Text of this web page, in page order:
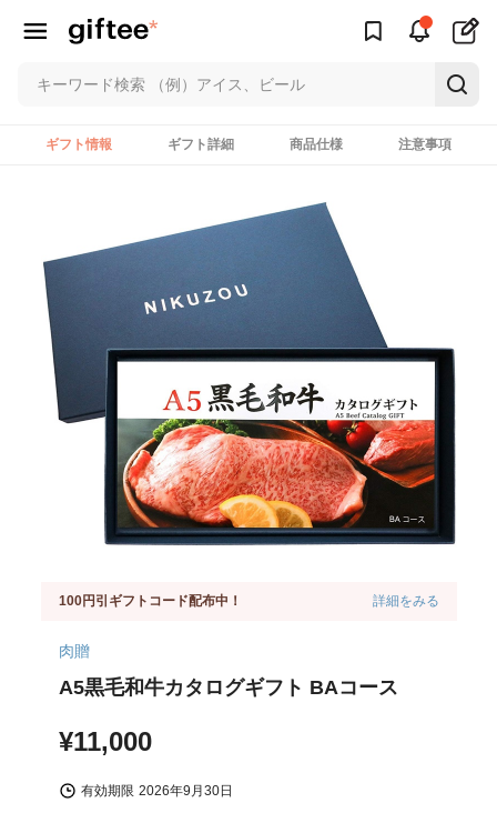
ギフト情報 ギフト詳細 商品仕様 注意事項
100円引ギフトコード配布中！ 詳細をみる
肉贈
A5黒毛和牛カタログギフト BAコース
¥11,000
有効期限 2026年9月30日